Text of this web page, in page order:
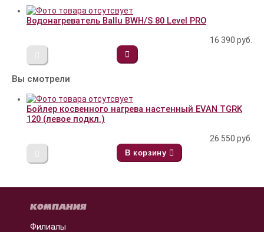
Водонагреватель Ballu BWH/S 80 Level PRO
16 390 руб.
Вы смотрели
Бойлер косвенного нагрева настенный EVAN TGRK
120 (левое подкл.)
26 550 руб.
В корзину
КОМПАНИЯ
Филиалы